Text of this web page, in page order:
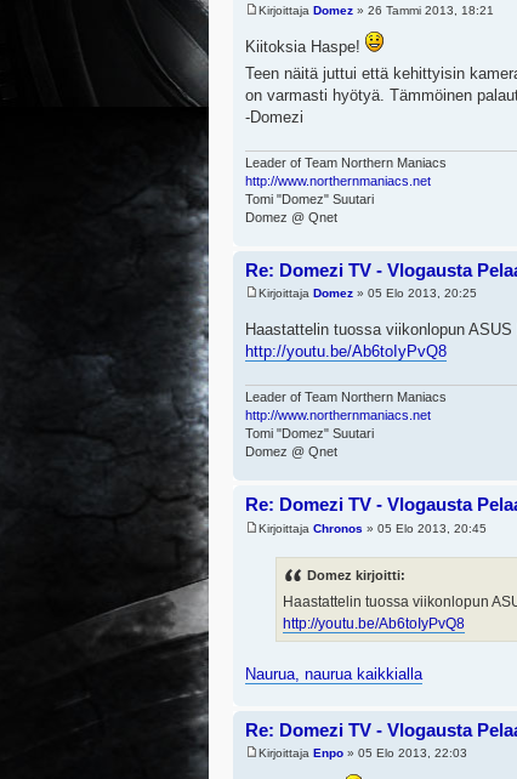
Kirjoittaja Domez » 26 Tammi 2013, 18:21
Kiitoksia Haspe!
Teen näitä juttui että kehittyisin
on varmasti hyötyä. Tämmöinen
-Domezi
Leader of Team Northern Maniacs
http://www.northernmaniacs.net
Tomi "Domez" Suutari
Domez @ Qnet
Re: Domezi TV - Vlogausta
Kirjoittaja Domez » 05 Elo 2013, 20:25
Haastattelin tuossa viikonlopun
http://youtu.be/Ab6toIyPvQ8
Leader of Team Northern Maniacs
http://www.northernmaniacs.net
Tomi "Domez" Suutari
Domez @ Qnet
Re: Domezi TV - Vlogausta
Kirjoittaja Chronos » 05 Elo 2013, 20:45
Domez kirjoitti:
Haastattelin tuossa viikonlopun
http://youtu.be/Ab6toIyPvQ8
Naurua, naurua kaikkialla
Re: Domezi TV - Vlogausta
Kirjoittaja Enpo » 05 Elo 2013, 22:03